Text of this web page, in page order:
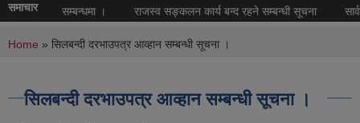
समाचारगराइने सम्बन्धमा । राजस्व सङ्कलन कार्य बन्द रहने सम्बन्धी सूचना
You are here
Home » सिलबन्दी दरभाउपत्र आव्हान सम्बन्धी सूचना ।
सिलबन्दी दरभाउपत्र आव्हान सम्बन्धी सूचना ।